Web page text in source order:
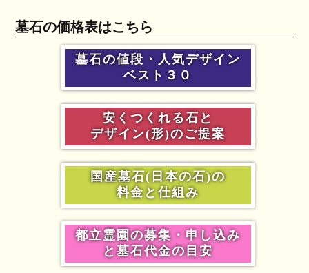
墓石の価格表はこちら
墓石の値段・人気デザイン
ベスト３０
安くつくれる石と
デザイン(形)のご提案
国産墓石(日本の石)の
料金と仕組み
都立霊園の募集・申し込み
と墓石代金の目安